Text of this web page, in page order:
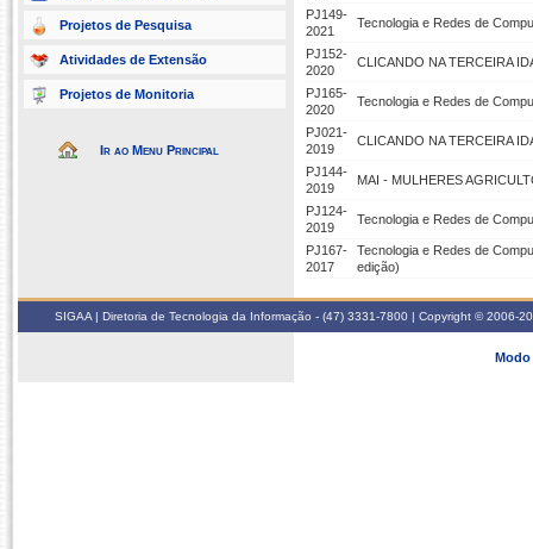
Projetos de Pesquisa
Atividades de Extensão
Projetos de Monitoria
Ir ao Menu Principal
PJ149-
2021
Tecnologia e Redes de
PJ152-
2020
CLICANDO NA TERCEIRA
PJ165-
2020
Tecnologia e Redes de
PJ021-
2019
CLICANDO NA TERCEIRA
PJ144-
2019
MAI - MULHERES
PJ124-
2019
Tecnologia e Redes de
PJ167-
2017
Tecnologia e Redes de
edição)
SIGAA | Diretoria de Tecnologia da Informação - (47) 3331-7800 | Copyright © 2006-
Modo